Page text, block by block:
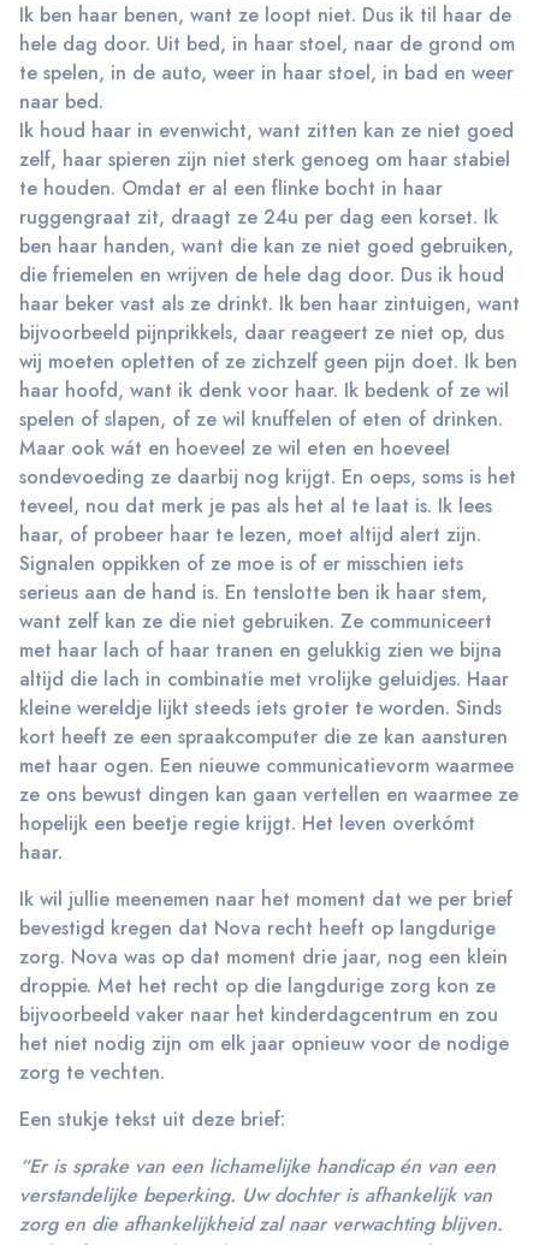
Ik ben haar benen, want ze loopt niet. Dus ik til haar de
hele dag door. Uit bed, in haar stoel, naar de grond om
te spelen, in de auto, weer in haar stoel, in bad en weer
naar bed.
Ik houd haar in evenwicht, want zitten kan ze niet goed
zelf, haar spieren zijn niet sterk genoeg om haar stabiel
te houden. Omdat er al een flinke bocht in haar
ruggengraat zit, draagt ze 24u per dag een korset. Ik
ben haar handen, want die kan ze niet goed gebruiken,
die friemelen en wrijven de hele dag door. Dus ik houd
haar beker vast als ze drinkt. Ik ben haar zintuigen, want
bijvoorbeeld pijnprikkels, daar reageert ze niet op, dus
wij moeten opletten of ze zichzelf geen pijn doet. Ik ben
haar hoofd, want ik denk voor haar. Ik bedenk of ze wil
spelen of slapen, of ze wil knuffelen of eten of drinken.
Maar ook wát en hoeveel ze wil eten en hoeveel
sondevoeding ze daarbij nog krijgt. En oeps, soms is het
teveel, nou dat merk je pas als het al te laat is. Ik lees
haar, of probeer haar te lezen, moet altijd alert zijn.
Signalen oppikken of ze moe is of er misschien iets
serieus aan de hand is. En tenslotte ben ik haar stem,
want zelf kan ze die niet gebruiken. Ze communiceert
met haar lach of haar tranen en gelukkig zien we bijna
altijd die lach in combinatie met vrolijke geluidjes. Haar
kleine wereldje lijkt steeds iets groter te worden. Sinds
kort heeft ze een spraakcomputer die ze kan aansturen
met haar ogen. Een nieuwe communicatievorm waarmee
ze ons bewust dingen kan gaan vertellen en waarmee ze
hopelijk een beetje regie krijgt. Het leven overkómt
haar.
Ik wil jullie meenemen naar het moment dat we per brief
bevestigd kregen dat Nova recht heeft op langdurige
zorg. Nova was op dat moment drie jaar, nog een klein
droppie. Met het recht op die langdurige zorg kon ze
bijvoorbeeld vaker naar het kinderdagcentrum en zou
het niet nodig zijn om elk jaar opnieuw voor de nodige
zorg te vechten.
Een stukje tekst uit deze brief:
“Er is sprake van een lichamelijke handicap én van een
verstandelijke beperking. Uw dochter is afhankelijk van
zorg en die afhankelijkheid zal naar verwachting blijven.